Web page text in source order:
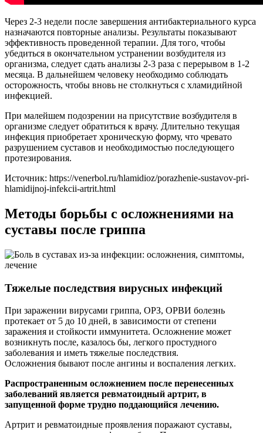
Через 2-3 недели после завершения антибактериального курса
назначаются повторные анализы. Результаты показывают
эффективность проведенной терапии. Для того, чтобы
убедиться в окончательном устранении возбудителя из
организма, следует сдать анализы 2-3 раза с перерывом в 1-2
месяца. В дальнейшем человеку необходимо соблюдать
осторожность, чтобы вновь не столкнуться с хламидийной
инфекцией.
При малейшем подозрении на присутствие возбудителя в
организме следует обратиться к врачу. Длительно текущая
инфекция приобретает хроническую форму, что чревато
разрушением суставов и необходимостью последующего
протезирования.
Источник: https://venerbol.ru/hlamidioz/porazhenie-sustavov-pri-
hlamidijnoj-infekcii-artrit.html
Методы борьбы с осложнениями на
суставы после гриппа
Тяжелые последствия вирусных инфекций
При заражении вирусами гриппа, ОРЗ, ОРВИ болезнь
протекает от 5 до 10 дней, в зависимости от степени
заражения и стойкости иммунитета. Осложнение может
возникнуть после, казалось бы, легкого простудного
заболевания и иметь тяжелые последствия.
Осложнения бывают после ангины и воспаления легких.
Распространенным осложнением после перенесенных
заболеваний является ревматоидный артрит, в
запущенной форме трудно поддающийся лечению.
Артрит и ревматоидные проявления поражают суставы,